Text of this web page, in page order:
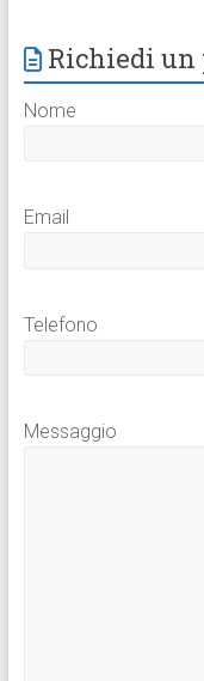
Richiedi
Nome
Email
Telefono
Messaggio